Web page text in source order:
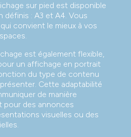
sur pied est disponible
définis : A3 et A4. Vous
convient le mieux à vos
est également flexible,
un affichage en portrait
du type de contenu
Cette adaptabilité
de manière
pour des annonces
visuelles ou des